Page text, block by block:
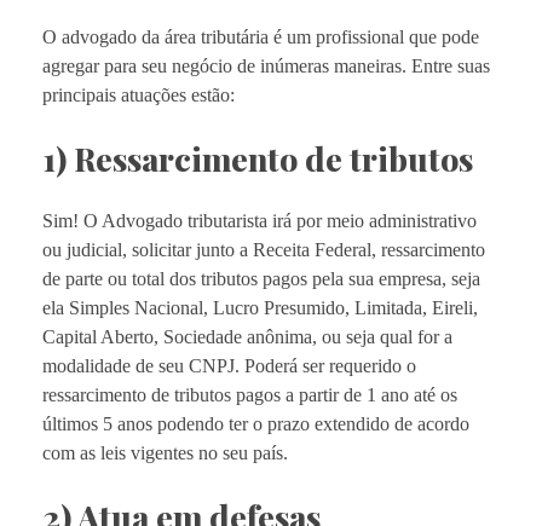
O advogado da área tributária é um profissional que pode
agregar para seu negócio de inúmeras maneiras. Entre suas
principais atuações estão:
1) Ressarcimento de tributos
Sim! O Advogado tributarista irá por meio administrativo
ou judicial, solicitar junto a Receita Federal, ressarcimento
de parte ou total dos tributos pagos pela sua empresa, seja
ela Simples Nacional, Lucro Presumido, Limitada, Eireli,
Capital Aberto, Sociedade anônima, ou seja qual for a
modalidade de seu CNPJ. Poderá ser requerido o
ressarcimento de tributos pagos a partir de 1 ano até os
últimos 5 anos podendo ter o prazo extendido de acordo
com as leis vigentes no seu país.
2) Atua em defesas